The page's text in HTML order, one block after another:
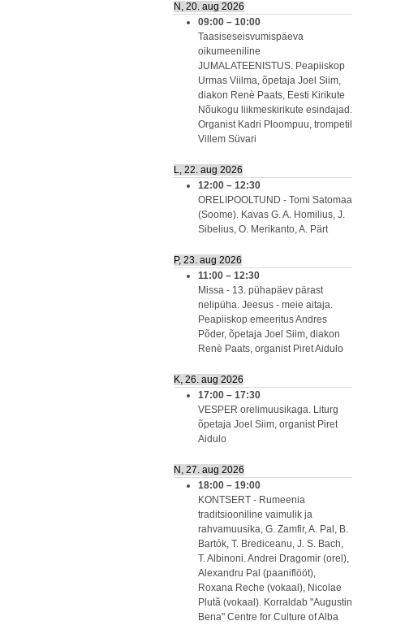
N, 20. aug 2026
09:00 – 10:00
Taasiseseisvumispäeva
oikumeeniline
JUMALATEENISTUS. Peapiiskop
Urmas Viilma, õpetaja Joel Siim,
diakon Renè Paats, Eesti Kirikute
Nõukogu liikmeskirikute esindajad.
Organist Kadri Ploompuu, trompetil
Villem Süvari
L, 22. aug 2026
12:00 – 12:30
ORELIPOOLTUND - Tomi Satomaa
(Soome). Kavas G. A. Homilius, J.
Sibelius, O. Merikanto, A. Pärt
P, 23. aug 2026
11:00 – 12:30
Missa - 13. pühapäev pärast
nelipüha. Jeesus - meie aitaja.
Peapiiskop emeeritus Andres
Põder, õpetaja Joel Siim, diakon
Renè Paats, organist Piret Aidulo
K, 26. aug 2026
17:00 – 17:30
VESPER orelimuusikaga. Liturg
õpetaja Joel Siim, organist Piret
Aidulo
N, 27. aug 2026
18:00 – 19:00
KONTSERT - Rumeenia
traditsiooniline vaimulik ja
rahvamuusika, G. Zamfir, A. Pal, B.
Bartók, T. Brediceanu, J. S. Bach,
T. Albinoni. Andrei Dragomir (orel),
Alexandru Pal (paaniflööt),
Roxana Reche (vokaal), Nicolae
Plută (vokaal). Korraldab "Augustin
Bena" Centre for Culture of Alba